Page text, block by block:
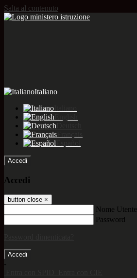
Salta al contenuto
Italiano
Accedi
Accedi
button close ×
Nome Utente
Password
-